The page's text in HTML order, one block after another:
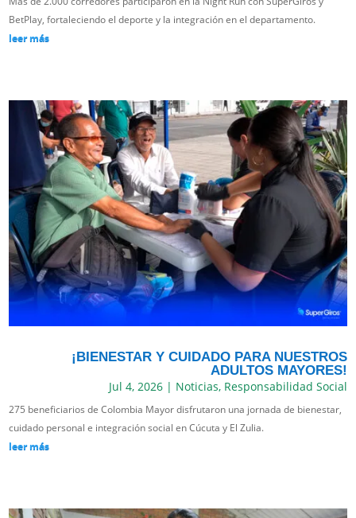
BetPlay, fortaleciendo el deporte y la integración en el departamento.
leer más
¡BIENESTAR Y CUIDADO PARA NUESTROS
ADULTOS MAYORES!
Jul 4, 2026| Noticias, Responsabilidad Social
275 beneficiarios de Colombia Mayor disfrutaron una jornada de bienestar,
cuidado personal e integración social en Cúcuta y El Zulia.
leer más